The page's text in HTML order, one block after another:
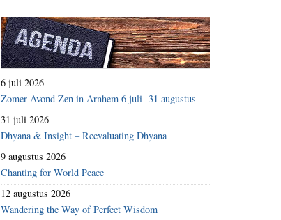
6 juli 2026
Zomer Avond Zen in Arnhem 6 juli -31 augustus
31 juli 2026
Dhyana & Insight – Reevaluating Dhyana
9 augustus 2026
Chanting for World Peace
12 augustus 2026
Wandering the Way of Perfect Wisdom